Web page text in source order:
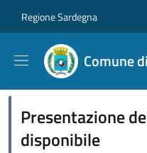
Regione Sardegna
Comune
Presentazione
disponibile